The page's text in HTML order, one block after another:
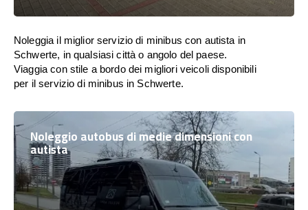
Noleggia il miglior servizio di minibus con autista in
Schwerte, in qualsiasi città o angolo del paese.
Viaggia con stile a bordo dei migliori veicoli disponibili
per il servizio di minibus in Schwerte.
Noleggio autobus di medie dimensioni con
autista